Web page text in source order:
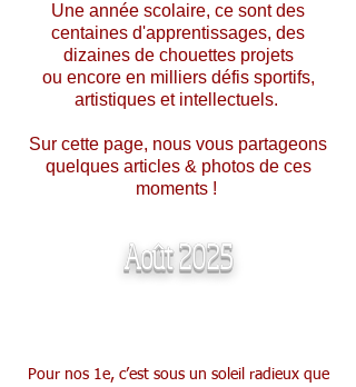
Une année scolaire, ce sont des
centaines d'apprentissages, des
dizaines de chouettes projets
ou encore en milliers défis sportifs,
artistiques et intellectuels.
Sur cette page, nous vous partageons
quelques articles & photos de ces
moments !
Août 2025
Pour nos 1e, c’est sous un soleil radieux que